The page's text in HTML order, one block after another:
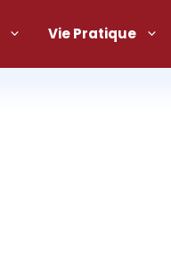
Vie Pratique